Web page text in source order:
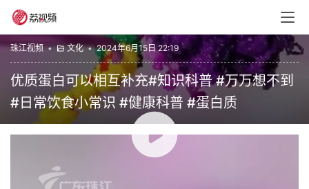
珠江视频 • 文化 • 2024年6月15日 22:19
优质蛋白可以相互补充#知识科普 #万万想不到
#日常饮食小常识 #健康科普 #蛋白质
00:00 / 00:13
珠江视频0